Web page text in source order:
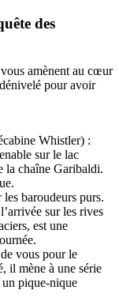
des
amènent au cœur
pour avoir
Whistler) :
sur le lac
la chaîne Garibaldi.
les baroudeurs purs.
sur les rives
est une
vous pour le
il mène à une série
un pique-nique